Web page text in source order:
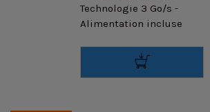
Technologie 3 Go/s -
Alimentation incluse